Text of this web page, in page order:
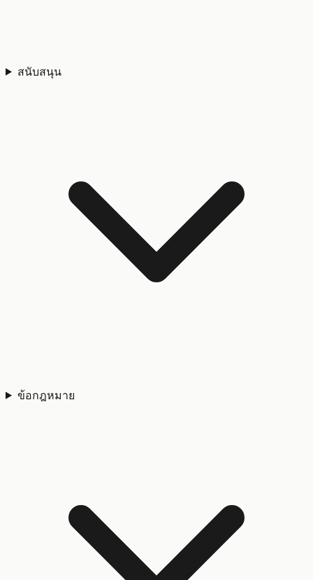
สนับสนุน
ข้อกฎหมาย